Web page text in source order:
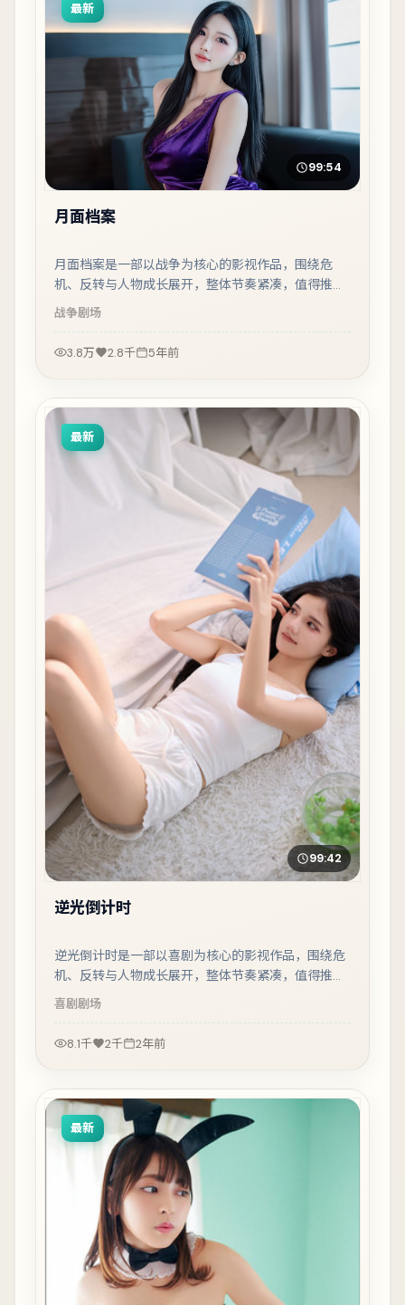
最新
99:54
月面档案
月面档案是一部以战争为核心的影视作品，围绕危
机、反转与人物成长展开，整体节奏紧凑，值得推荐
观看。
战争剧场
3.8万 2.8千 5年前
最新
99:42
逆光倒计时
逆光倒计时是一部以喜剧为核心的影视作品，围绕危
机、反转与人物成长展开，整体节奏紧凑，值得推荐
观看。
喜剧剧场
8.1千 2千 2年前
最新